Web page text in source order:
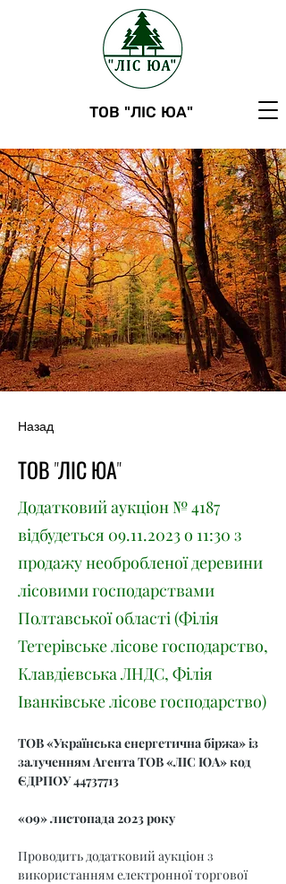
ТОВ "ЛІС ЮА"
Назад
ТОВ "ЛІС ЮА"
Додатковий аукціон № 4187
відбудеться 09.11.2023о 11:30 з
продажу необробленої деревини
лісовими господарствами
Полтавської області (Філія
Тетерівське лісове господарство,
Клавдієвська ЛНДС, Філія
Іванківське лісове господарство)
ТОВ «Українська енергетична біржа» із
залученням Агента ТОВ «ЛІС ЮА» код
ЄДРПОУ 44737713
«09» листопада 2023 року
Проводить додатковий аукціон з
використанням електронної торгової